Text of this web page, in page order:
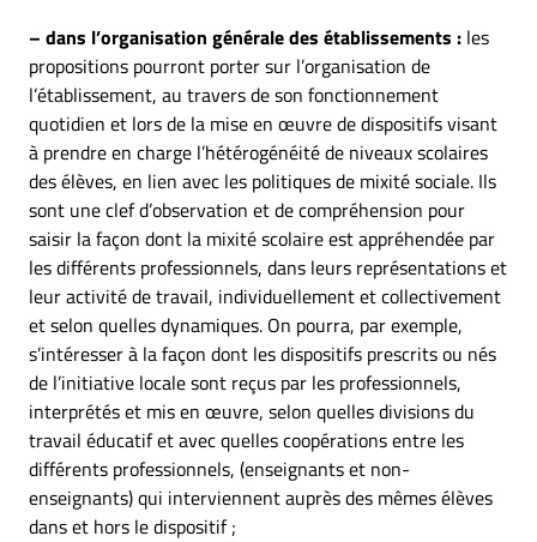
– dans l’organisation générale des établissements : les
propositions pourront porter sur l’organisation de
l’établissement, au travers de son fonctionnement
quotidien et lors de la mise en œuvre de dispositifs visant
à prendre en charge l’hétérogénéité de niveaux scolaires
des élèves, en lien avec les politiques de mixité sociale. Ils
sont une clef d’observation et de compréhension pour
saisir la façon dont la mixité scolaire est appréhendée par
les différents professionnels, dans leurs représentations et
leur activité de travail, individuellement et collectivement
et selon quelles dynamiques. On pourra, par exemple,
s’intéresser à la façon dont les dispositifs prescrits ou nés
de l’initiative locale sont reçus par les professionnels,
interprétés et mis en œuvre, selon quelles divisions du
travail éducatif et avec quelles coopérations entre les
différents professionnels, (enseignants et non-
enseignants) qui interviennent auprès des mêmes élèves
dans et hors le dispositif ;